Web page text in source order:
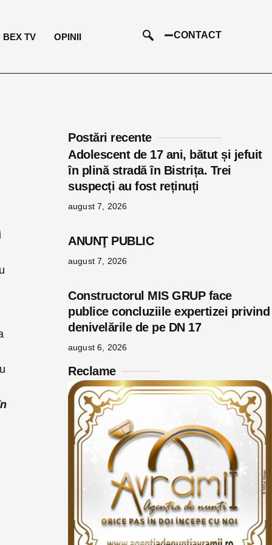
BEX TV OPINII CONTACT
Postări recente
Adolescent de 17 ani, bătut și jefuit
în plină stradă în Bistrița. Trei
suspecți au fost reținuți
august 7, 2026
ANUNŢ PUBLIC
august 7, 2026
Constructorul MIS GRUP face
publice concluziile expertizei privind
denivelările de pe DN 17
august 6, 2026
Reclame